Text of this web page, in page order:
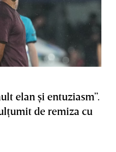
elan şi entuziasm”.
de remiza cu